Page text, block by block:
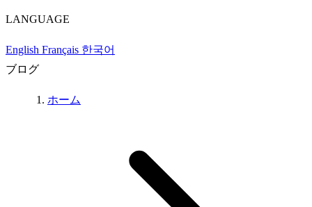
LANGUAGE
English Français 한국어
ブログ
ホーム